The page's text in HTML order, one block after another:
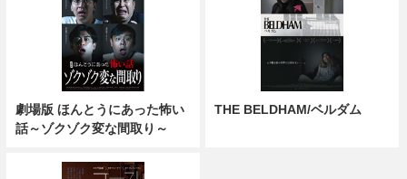
劇場版 ほんとうにあった怖い
話～ゾクゾク変な間取り～
THE BELDHAM/ベルダム